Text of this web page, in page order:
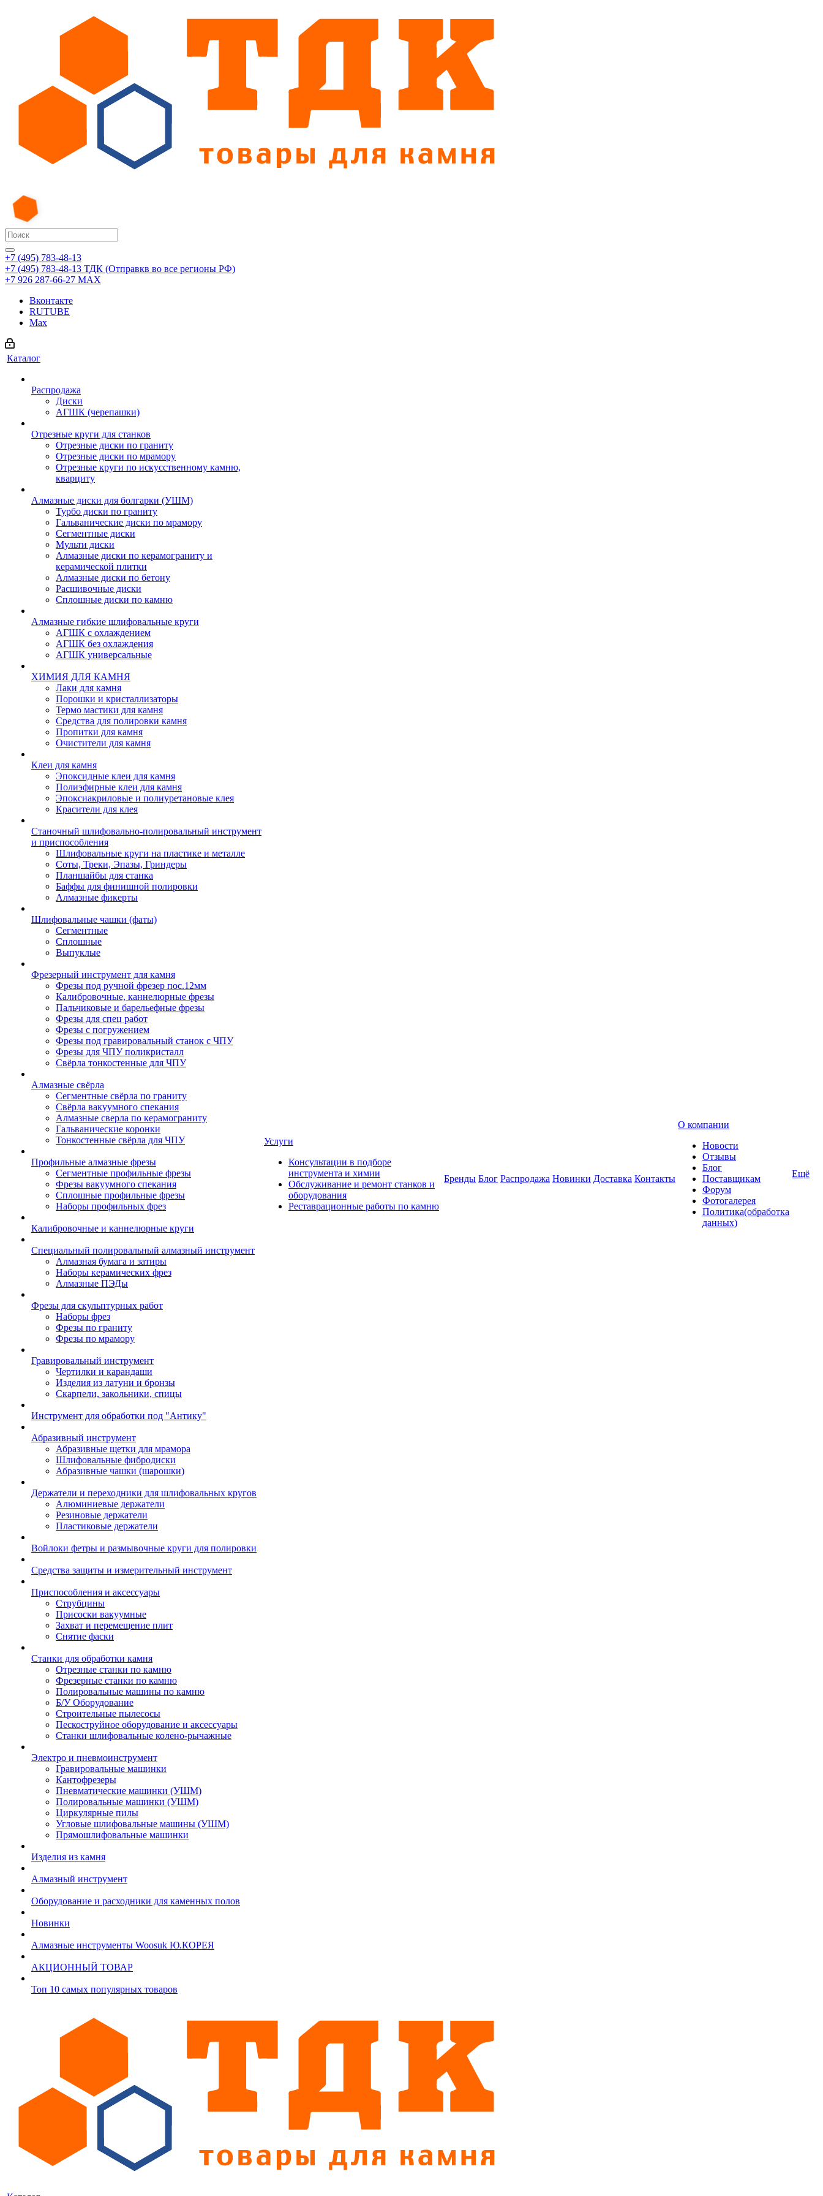
+7 (495) 783-48-13
+7 (495) 783-48-13 ТДК (Отправкв во все регионы РФ)
+7 926 287-66-27 МАХ
Вконтакте
RUTUBE
Max
Каталог
Распродажа
Диски
АГШК (черепашки)
Отрезные круги для станков
Отрезные диски по граниту
Отрезные диски по мрамору
Отрезные круги по искусственному камню,
кварциту
Алмазные диски для болгарки (УШМ)
Турбо диски по граниту
Гальванические диски по мрамору
Сегментные диски
Мульти диски
Алмазные диски по керамограниту и
керамической плитки
Алмазные диски по бетону
Расшивочные диски
Сплошные диски по камню
Алмазные гибкие шлифовальные круги
АГШК с охлаждением
АГШК без охлаждения
АГШК универсальные
ХИМИЯ ДЛЯ КАМНЯ
Лаки для камня
Порошки и кристаллизаторы
Термо мастики для камня
Средства для полировки камня
Пропитки для камня
Очистители для камня
Клеи для камня
Эпоксидные клеи для камня
Полиэфирные клеи для камня
Эпоксиакриловые и полиуретановые клея
Красители для клея
Станочный шлифовально-полировальный инструмент
и приспособления
Шлифовальные круги на пластике и металле
Соты, Треки, Эпазы, Гриндеры
Планшайбы для станка
Баффы для финишной полировки
Алмазные фикерты
Шлифовальные чашки (фаты)
Сегментные
Сплошные
Выпуклые
Фрезерный инструмент для камня
Фрезы под ручной фрезер пос.12мм
Калибровочные, каннелюрные фрезы
Пальчиковые и барельефные фрезы
Фрезы для спец работ
Фрезы с погружением
Фрезы под гравировальный станок с ЧПУ
Фрезы для ЧПУ поликристалл
Свёрла тонкостенные для ЧПУ
Алмазные свёрла
Сегментные свёрла по граниту
Свёрла вакуумного спекания
Алмазные сверла по керамограниту
Гальванические коронки
Тонкостенные свёрла для ЧПУ
Профильные алмазные фрезы
Сегментные профильные фрезы
Фрезы вакуумного спекания
Сплошные профильные фрезы
Наборы профильных фрез
Калибровочные и каннелюрные круги
Специальный полировальный алмазный инструмент
Алмазная бумага и затиры
Наборы керамических фрез
Алмазные ПЭДы
Фрезы для скульптурных работ
Наборы фрез
Фрезы по граниту
Фрезы по мрамору
Гравировальный инструмент
Чертилки и карандаши
Изделия из латуни и бронзы
Скарпели, закольники, спицы
Инструмент для обработки под "Антику"
Абразивный инструмент
Абразивные щетки для мрамора
Шлифовальные фибродиски
Абразивные чашки (шарошки)
Держатели и переходники для шлифовальных кругов
Алюминиевые держатели
Резиновые держатели
Пластиковые держатели
Войлоки фетры и размывочные круги для полировки
Средства защиты и измерительный инструмент
Приспособления и аксессуары
Струбцины
Присоски вакуумные
Захват и перемещение плит
Снятие фаски
Станки для обработки камня
Отрезные станки по камню
Фрезерные станки по камню
Полировальные машины по камню
Б/У Оборудование
Строительные пылесосы
Пескоструйное оборудование и аксессуары
Станки шлифовальные колено-рычажные
Электро и пневмоинструмент
Гравировальные машинки
Кантофрезеры
Пневматические машинки (УШМ)
Полировальные машинки (УШМ)
Циркулярные пилы
Угловые шлифовальные машины (УШМ)
Прямошлифовальные машинки
Изделия из камня
Алмазный инструмент
Оборудование и расходники для каменных полов
Новинки
Алмазные инструменты Woosuk Ю.КОРЕЯ
АКЦИОННЫЙ ТОВАР
Топ 10 самых популярных товаров
Услуги
Консультации в подборе
инструмента и химии
Обслуживание и ремонт станков и
оборудования
Реставрационные работы по камню
Бренды Блог Распродажа Новинки Доставка Контакты
О компании
Новости
Отзывы
Блог
Поставщикам
Форум
Фотогалерея
Политика(обработка
данных)
Ещё